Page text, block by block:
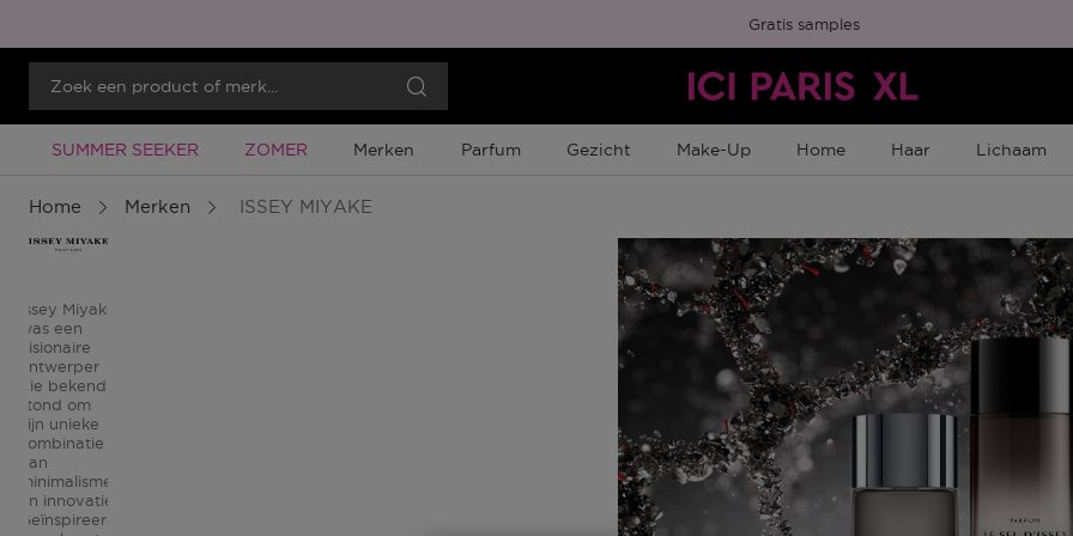
Gratis samples
Tijdelijke Promotie
SUMMER SEEKER Tijdelijke Promotie
ZOMER Merken Parfum Gezicht Make-Up Home Haar Lichaam
Home Merken ISSEY MIYAKE
Issey Miyake
was een
visionaire
ontwerper
die bekend
stond om
zijn unieke
combinatie
van
minimalisme
en innovatie.
Geïnspireerd